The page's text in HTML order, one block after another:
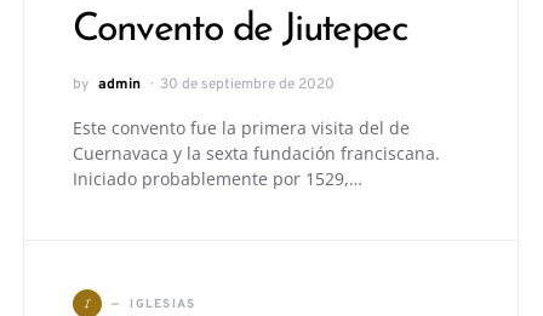
Convento de Jiutepec
by admin 30 de septiembre de 2020
Este convento fue la primera visita del de
Cuernavaca y la sexta fundación franciscana.
Iniciado probablemente por 1529,…
I IGLESIAS